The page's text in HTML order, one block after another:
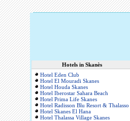
Hotels in Skanès
Hotel Eden Club
Hotel El Mouradi Skanes
Hotel Houda Skanes
Hotel Iberostar Sahara Beach
Hotel Prima Life Skanes
Hotel Radisson Blu Resort & Thalasso
Hotel Skanes El Hana
Hotel Thalassa Village Skanes